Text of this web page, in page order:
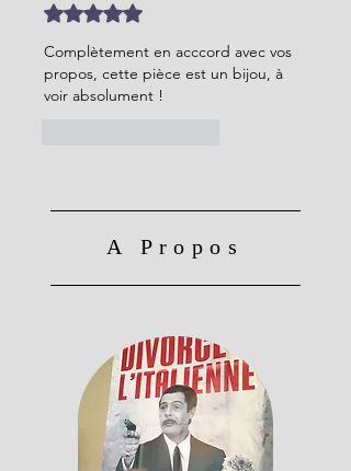
Noté 5 étoiles sur 5.
Complètement en acccord avec vos
propos, cette pièce est un bijou, à
voir absolument !
A Propos